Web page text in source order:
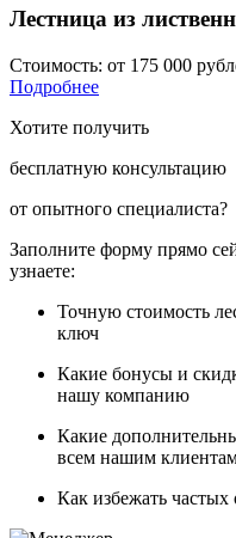
Лестница из
Стоимость: от 175 000
Подробнее
Хотите получить
бесплатную консультацию
от опытного специалиста?
Заполните форму прямо
узнаете:
Точную стоимость
ключ
Какие бонусы и
нашу компанию
Какие
всем нашим
Как избежать